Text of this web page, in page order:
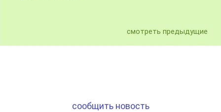
смотреть предыдущие
сообщить новость